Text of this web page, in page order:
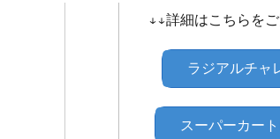
↓↓詳細はこちらを
ラジアルチャ
スーパーカー